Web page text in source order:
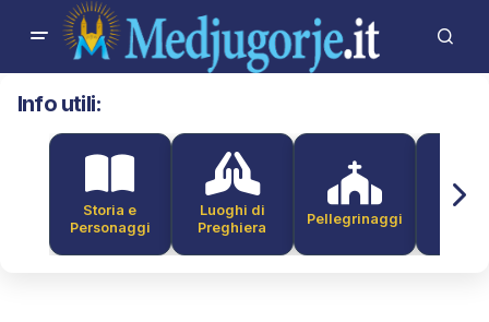
Info utili:
Storia e
Personaggi
Luoghi di
Preghiera
Pellegrinaggi